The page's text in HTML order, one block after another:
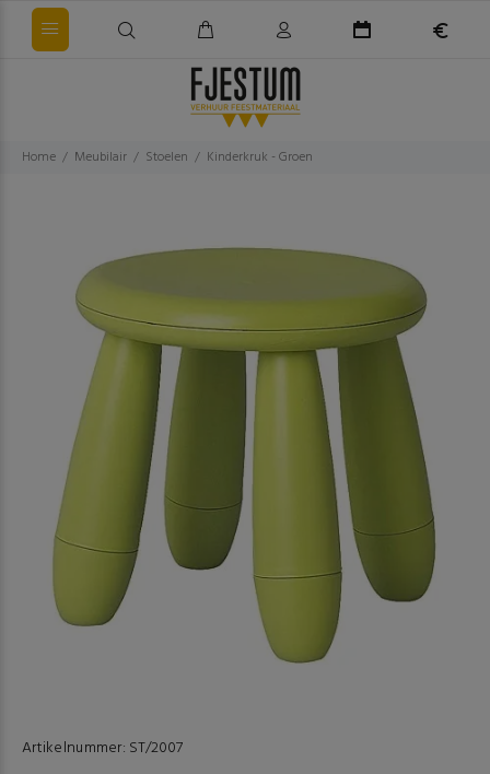
Home Meubilair Stoelen Kinderkruk - Groen
Artikelnummer: ST/2007